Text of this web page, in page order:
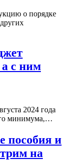
о порядке
с ним
2024 года
минимума,…
пособия и
на